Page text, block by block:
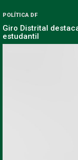
POLÍTICA DF
Giro Distrital
estudantil